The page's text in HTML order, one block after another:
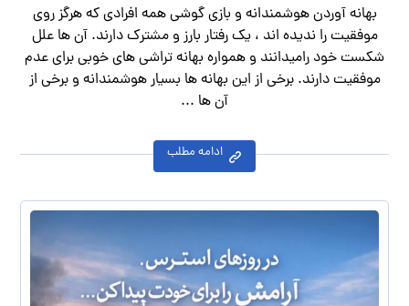
بهانه آوردن هوشمندانه و بازی گوشی همه افرادی که هرگز روی
موفقیت را ندیده اند ، یک رفتار بارز و مشترک دارند. آن ها علل
شکست خود رامیدانند و همواره بهانه تراشی های خوبی برای عدم
موفقیت دارند. برخی از این بهانه ها بسیار هوشمندانه و برخی از
آن ها ...
ادامه مطلب